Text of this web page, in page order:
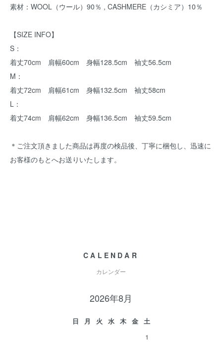
素材：WOOL（ウール）90％ , CASHMERE（カシミア）10％
【SIZE INFO】
S：
着丈70cm 肩幅60cm 身幅128.5cm 袖丈56.5cm
M：
着丈72cm 肩幅61cm 身幅132.5cm 袖丈58cm
L：
着丈74cm 肩幅62cm 身幅136.5cm 袖丈59.5cm
＊ご注文頂きました商品は再度の検品後、丁寧に梱包し、迅速に
お客様のもとへお送りいたします。
CALENDAR
カレンダー
2026年8月
日 月 火 水 木 金
土
1